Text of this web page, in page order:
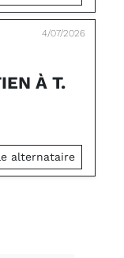
4/07/2026
À T.
alternataire